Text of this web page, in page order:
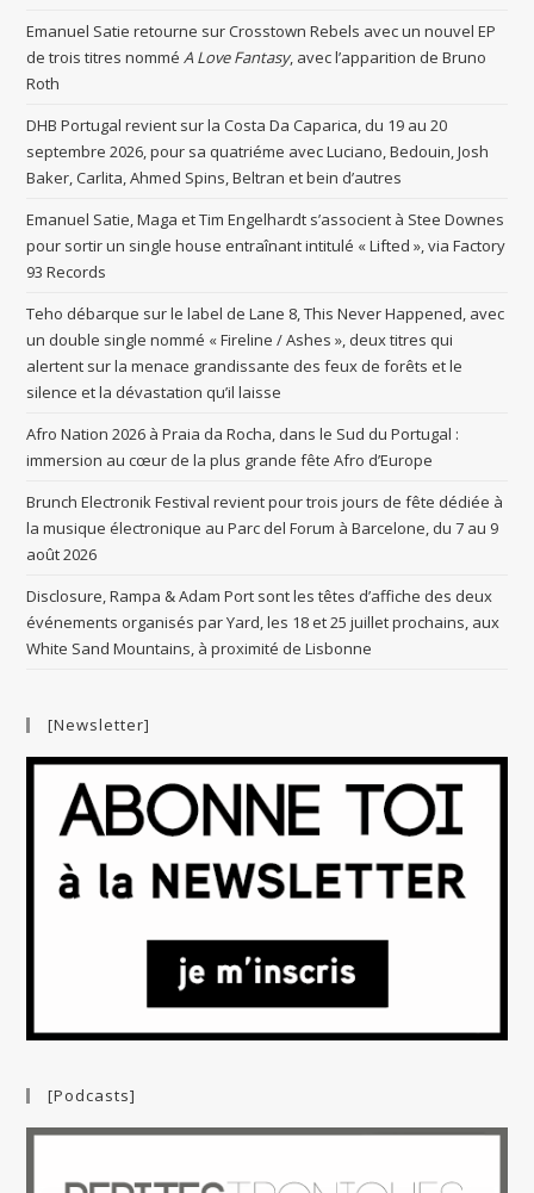
Emanuel Satie retourne sur Crosstown Rebels avec un nouvel EP
de trois titres nomméA Love Fantasy, avec l’apparition de Bruno
Roth
DHB Portugal revient sur la Costa Da Caparica, du 19 au 20
septembre 2026, pour sa quatriéme avec Luciano, Bedouin, Josh
Baker, Carlita, Ahmed Spins, Beltran et bein d’autres
Emanuel Satie, Maga et Tim Engelhardt s’associent à Stee Downes
pour sortir un single house entraînant intitulé « Lifted », via Factory
93 Records
Teho débarque sur le label de Lane 8, This Never Happened, avec
un double single nommé « Fireline / Ashes », deux titres qui
alertent sur la menace grandissante des feux de forêts et le
silence et la dévastation qu’il laisse
Afro Nation 2026 à Praia da Rocha, dans le Sud du Portugal :
immersion au cœur de la plus grande fête Afro d’Europe
Brunch Electronik Festival revient pour trois jours de fête dédiée à
la musique électronique au Parc del Forum à Barcelone, du 7 au 9
août 2026
Disclosure, Rampa & Adam Port sont les têtes d’affiche des deux
événements organisés par Yard, les 18 et 25 juillet prochains, aux
White Sand Mountains, à proximité de Lisbonne
[Newsletter]
[Podcasts]